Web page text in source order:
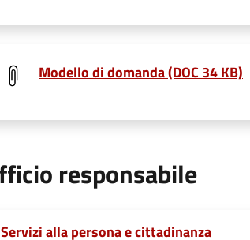
Modello di domanda (DOC 34 KB)
responsabile
Servizi alla persona e cittadinanza